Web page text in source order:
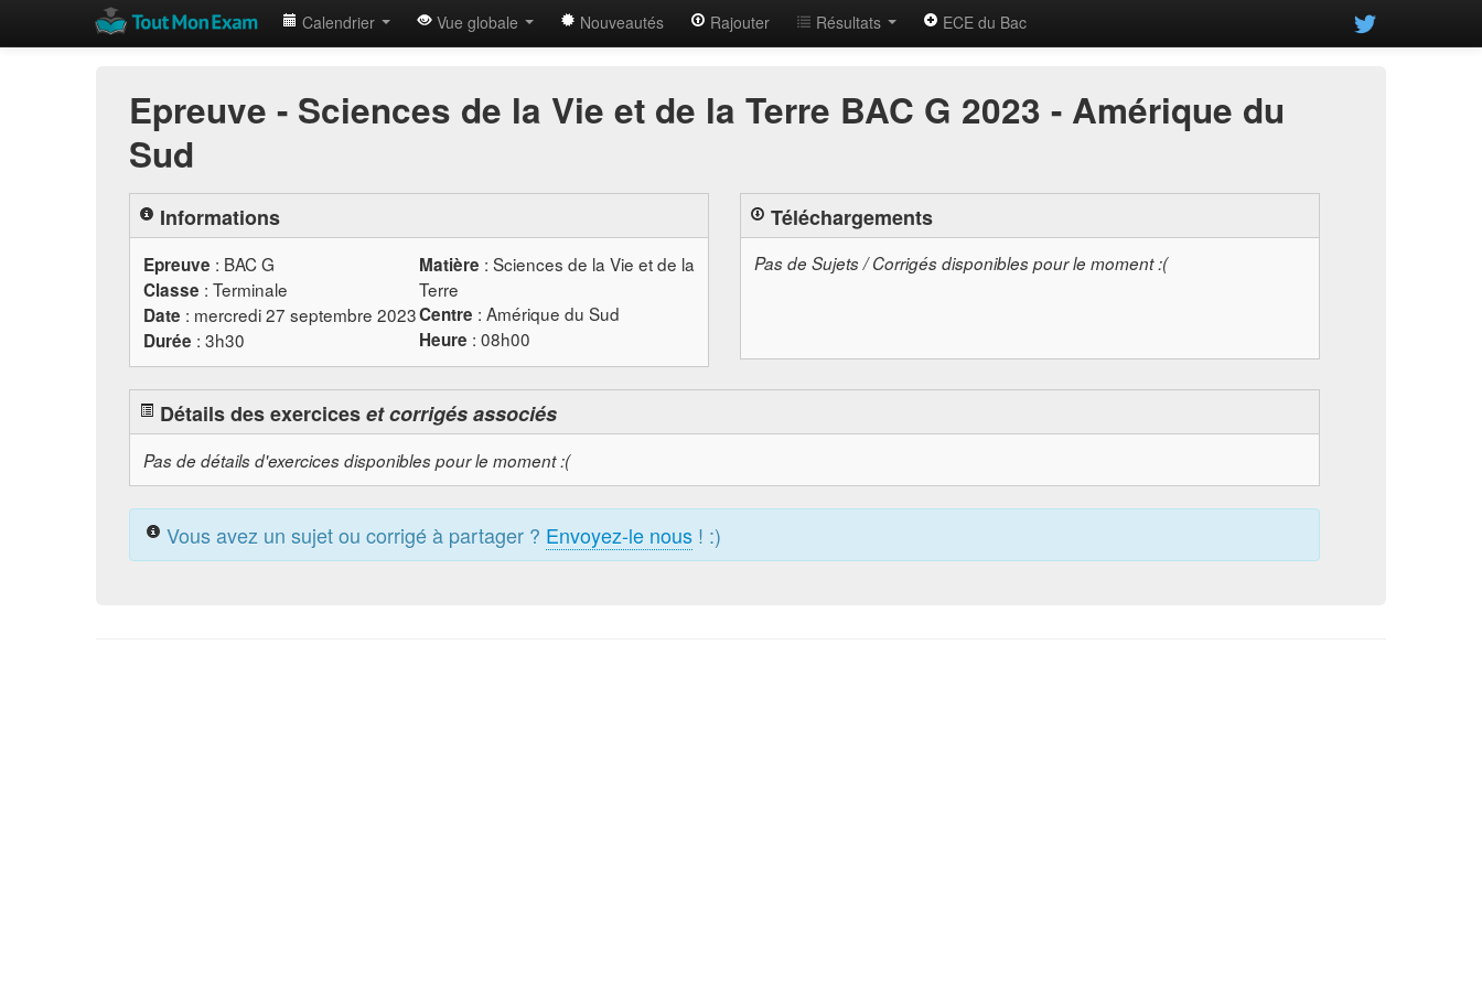
Calendrier Vue globale Nouveautés Rajouter Résultats ECE du Bac
Epreuve - Sciences de la Vie et de la Terre BAC G 2023 - Amérique du
Sud
Informations
Epreuve : BACG Matière : Sciences de la Vie et de la
Terre
Classe : Terminale
Centre : Amérique du Sud
Date : mercredi 27 septembre 2023
Heure : 08h00
Durée : 3h30
Téléchargements
Pas de Sujets / Corrigés disponibles pour le moment :(
Détails des exerciceset corrigés associés
Pas de détails d'exercices disponibles pour le moment :(
Vous avez un sujet ou corrigé à partager ? Envoyez-le nous ! :)